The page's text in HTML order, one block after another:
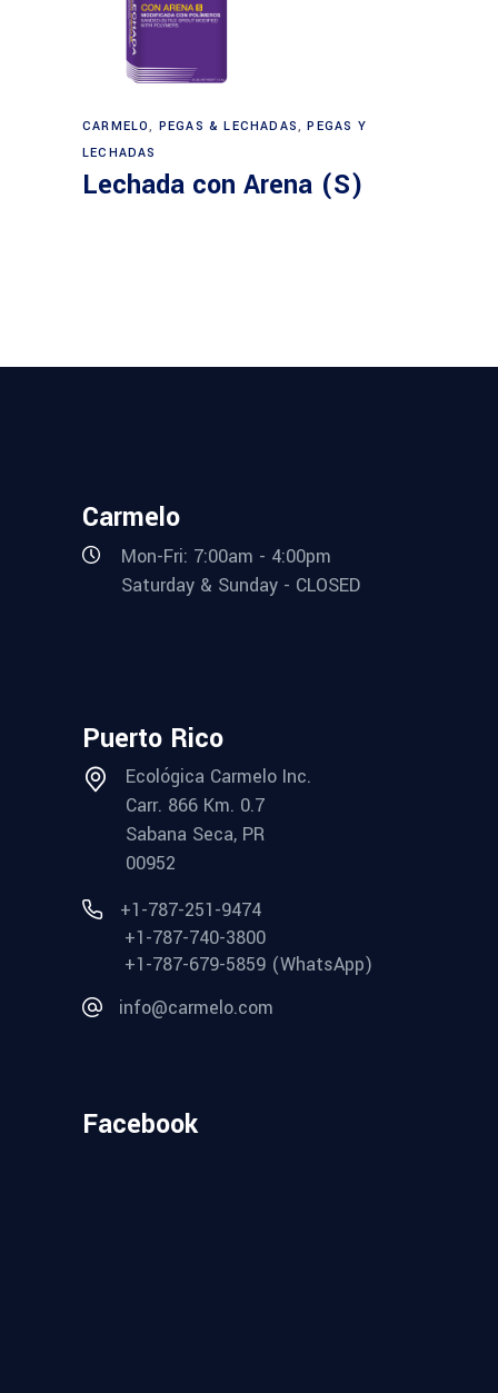
CARMELO, PEGAS & LECHADAS,PEGAS Y
LECHADAS
Lechada con Arena (S)
Carmelo
Mon-Fri: 7:00am - 4:00pm
Saturday & Sunday - CLOSED
Puerto Rico
Ecológica Carmelo Inc.
Carr. 866 Km. 0.7
Sabana Seca, PR
00952
+1-787-251-9474
+1-787-740-3800
+1-787-679-5859 (WhatsApp)
info@carmelo.com
Facebook